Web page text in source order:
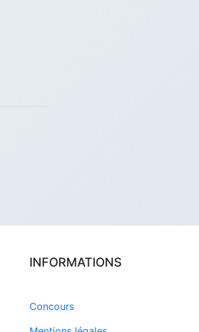
INFORMATIONS
Concours